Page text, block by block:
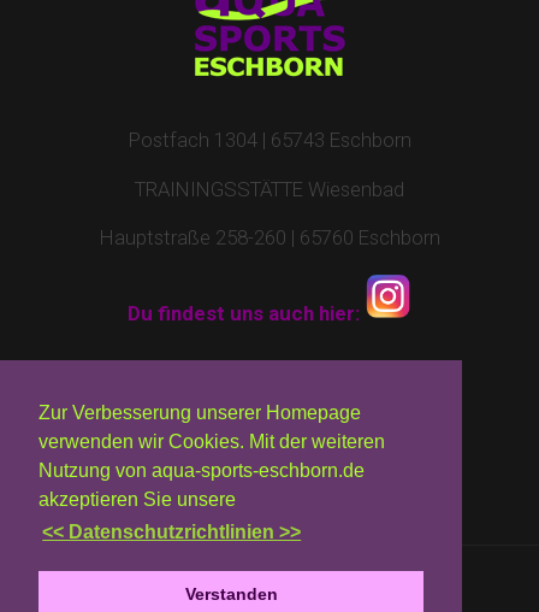
Zur Verbesserung unserer Homepage
verwenden wir Cookies. Mit der weiteren
Nutzung von aqua-sports-eschborn.de
akzeptieren Sie unsere
<< Datenschutzrichtlinien >>
Verstanden
Postfach 1304 | 65743 Eschborn
TRAININGSSTÄTTE Wiesenbad
Hauptstraße 258-260 | 65760 Eschborn
Du findest uns auch hier:
© 2010 - 2026 by Aqua Sports Eschborn